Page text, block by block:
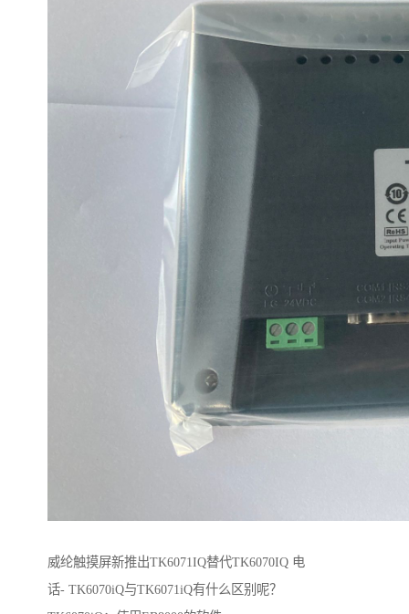
威纶触摸屏新推出TK6071IQ替代TK6070IQ 电
话- TK6070iQ与TK6071iQ有什么区别呢？